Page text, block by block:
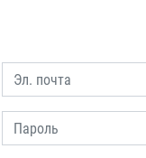
Эл. почта
Пароль